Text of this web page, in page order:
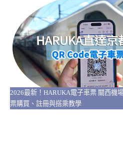
2026最新！HARUKA電子車票 關西機
票購買、註冊與搭乘教學